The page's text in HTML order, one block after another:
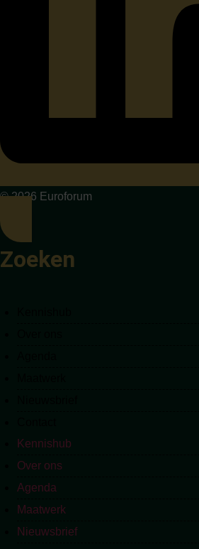
© 2026 Euroforum
Zoeken
Over ons
Agenda
Maatwerk
Nieuwsbrief
Contact
Kennishub
Over ons
Agenda
Maatwerk
Nieuwsbrief